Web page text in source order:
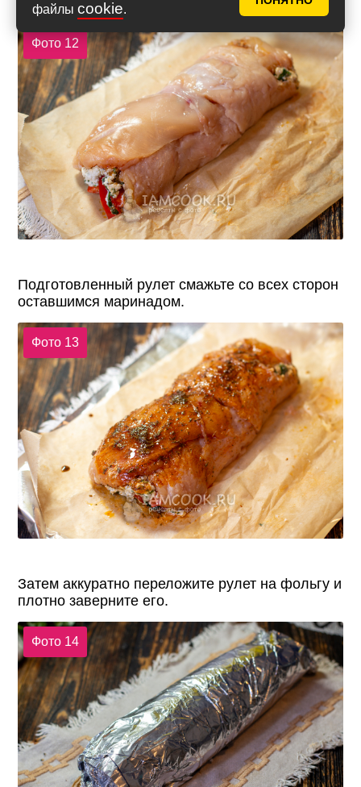
файлы cookie.
Фото 12
Подготовленный рулет смажьте со всех сторон
оставшимся маринадом.
Фото 13
Затем аккуратно переложите рулет на фольгу и
плотно заверните его.
Фото 14